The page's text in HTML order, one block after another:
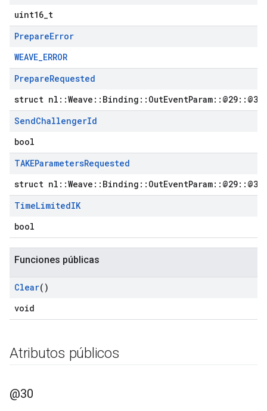
uint16_t
PrepareError
WEAVE_ERROR
PrepareRequested
struct nl::Weave::Binding::OutEventParam::@29::@31
SendChallengerId
bool
TAKEParametersRequested
struct nl::Weave::Binding::OutEventParam::@29::@33
TimeLimitedIK
bool
Funciones públicas
Clear()
void
Atributos públicos
@30